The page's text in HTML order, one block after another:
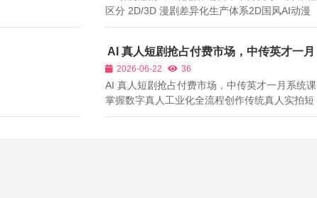
区分 2D/3D 漫剧差异化生产体系2D国风AI动漫
短剧凭借水墨、手绘独特视觉风格，在小红书、
物动态更贴近真人，适配红果、快手付费短剧高
分账赛道，两类赛道目标受众、平台审核标...
AI 真人短剧抢占付费市场，中传英才一月
系统课掌握数字真人工业化全流程创作
2026-06-22 36
AI 真人短剧抢占付费市场，中传英才一月系统课
掌握数字真人工业化全流程创作传统真人实拍短
剧需要租赁场地、聘请演员、筹备器材、搭建剧